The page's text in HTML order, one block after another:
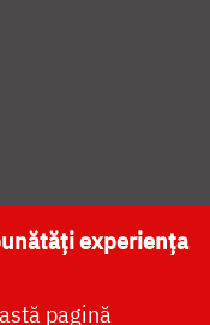
NAȚIONALĂ
experiența
pagină